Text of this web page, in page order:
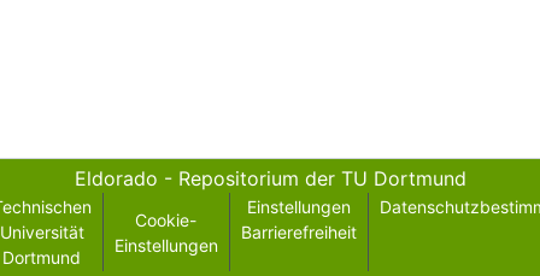
Eldorado - Repositorium der TU Dortmund
Universität
Dortmund
Cookie-
Einstellungen
Einstellungen
Barrierefreiheit